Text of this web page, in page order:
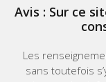
Avis : Sur ce
Les
sans toutefois